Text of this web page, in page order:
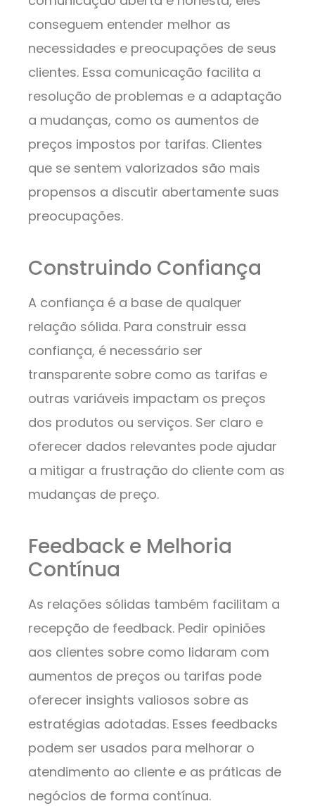
conseguem entender melhor as
necessidades e preocupações de seus
clientes. Essa comunicação facilita a
resolução de problemas e a adaptação
a mudanças, como os aumentos de
preços impostos por tarifas. Clientes
que se sentem valorizados são mais
propensos a discutir abertamente suas
preocupações.
Construindo Confiança
A confiança é a base de qualquer
relação sólida. Para construir essa
confiança, é necessário ser
transparente sobre como as tarifas e
outras variáveis impactam os preços
dos produtos ou serviços. Ser claro e
oferecer dados relevantes pode ajudar
a mitigar a frustração do cliente com as
mudanças de preço.
Feedback e Melhoria
Contínua
As relações sólidas também facilitam a
recepção de feedback. Pedir opiniões
aos clientes sobre como lidaram com
aumentos de preços ou tarifas pode
oferecer insights valiosos sobre as
estratégias adotadas. Esses feedbacks
podem ser usados para melhorar o
atendimento ao cliente e as práticas de
negócios de forma contínua.